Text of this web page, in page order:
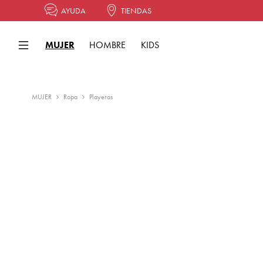
AYUDA TIENDAS
MUJER HOMBRE KIDS
MUJER Ropa Playeras